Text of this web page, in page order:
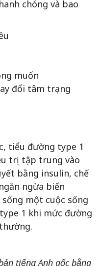
chóng và bao
muốn
đổi tâm trạng
tiểu đường type 1
trị tập trung vào
bằng insulin, chế
ngừa biến
một cuộc sống
1 khi mức đường
tiếng Anh gốc bằng